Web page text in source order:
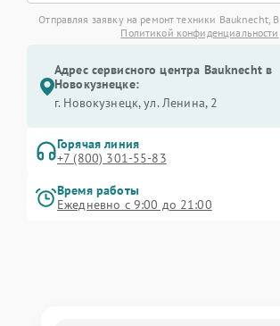
Отправляя заявку на ремонт техники Bauknecht,
Политикой конфиденциальности
Адрес сервисного центра Bauknecht в
Новокузнецке:
г. Новокузнецк, ул. Ленина, 2
Горячая линия
+7 (800) 301-55-83
Время работы
Ежедневно с 9:00 до 21:00